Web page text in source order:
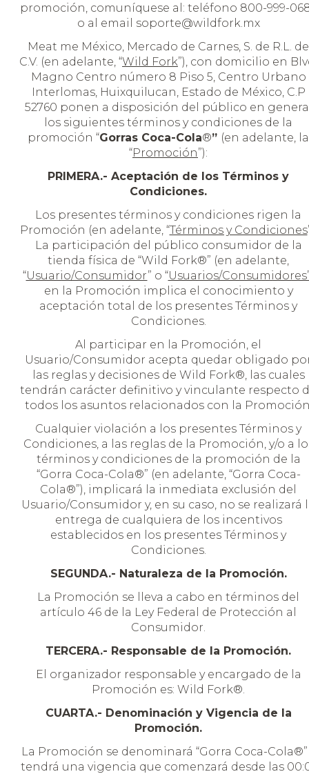
promoción, comuníquese al: teléfono 800-999-
o al email soporte@wildfork.mx
Meat me México, Mercado de Carnes, S. de R.L. de
C.V. (en adelante, “Wild Fork”), con domicilio en
Magno Centro número 8 Piso 5, Centro Urbano
Interlomas, Huixquilucan, Estado de México, C.P
52760 ponen a disposición del público en
los siguientes términos y condiciones de la
promoción “Gorras Coca-Cola®” (en adelante, la
“Promoción”):
PRIMERA.- Aceptación de los Términos y
Condiciones.
Los presentes términos y condiciones rigen la
Promoción (en adelante, “Términos y Condiciones
La participación del público consumidor de la
tienda física de “Wild Fork®” (en adelante,
“Usuario/Consumidor” o “Usuarios/
en la Promoción implica el conocimiento y
aceptación total de los presentes Términos y
Condiciones.
Al participar en la Promoción, el
Usuario/Consumidor acepta quedar obligado
las reglas y decisiones de Wild Fork®, las cuales
tendrán carácter definitivo y vinculante respecto
todos los asuntos relacionados con la
Cualquier violación a los presentes Términos y
Condiciones, a las reglas de la Promoción, y/o a
términos y condiciones de la promoción de la
“Gorra Coca-Cola®” (en adelante, “Gorra Coca-
Cola®”), implicará la inmediata exclusión del
Usuario/Consumidor y, en su caso, no se realizará
entrega de cualquiera de los incentivos
establecidos en los presentes Términos y
Condiciones.
SEGUNDA.- Naturaleza de la Promoción.
La Promoción se lleva a cabo en términos del
artículo 46 de la Ley Federal de Protección al
Consumidor.
TERCERA.- Responsable de la Promoción.
El organizador responsable y encargado de la
Promoción es: Wild Fork®.
CUARTA.- Denominación y Vigencia de la
Promoción.
La Promoción se denominará “Gorra Coca-Cola®”
tendrá una vigencia que comenzará desde las